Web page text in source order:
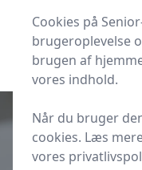
Søg
Udgivet i Sundhed
Cookies på
brugeroplevelse
brugen af
vores indhold.
Når du bruger
cookies. Læs
vores